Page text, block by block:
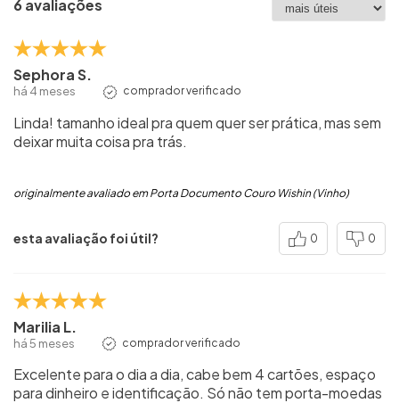
6 avaliações
Sephora S.
há 4 meses comprador verificado
Linda! tamanho ideal pra quem quer ser prática, mas sem
deixar muita coisa pra trás.
originalmente avaliado em Porta Documento Couro Wishin (Vinho)
esta avaliação foi útil? 0 0
Marilia L.
há 5 meses comprador verificado
Excelente para o dia a dia, cabe bem 4 cartões, espaço
para dinheiro e identificação. Só não tem porta-moedas